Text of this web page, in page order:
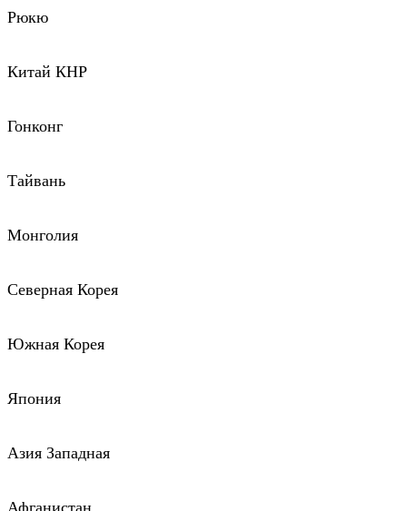
Рюкю
Китай КНР
Гонконг
Тайвань
Монголия
Северная Корея
Южная Корея
Япония
Азия Западная
Афганистан